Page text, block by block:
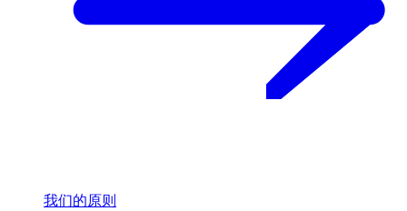
我们的原则